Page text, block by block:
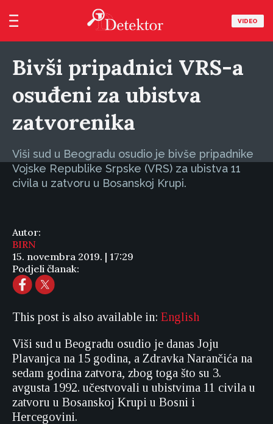
VIDEO
Bivši pripadnici VRS-a
osuđeni za ubistva
zatvorenika
Viši sud u Beogradu osudio je bivše pripadnike
Vojske Republike Srpske (VRS) za ubistva 11
civila u zatvoru u Bosanskoj Krupi.
Autor:
BIRN
15. novembra 2019. | 17:29
Podjeli članak:
This post is also available in: English
Viši sud u Beogradu osudio je danas Joju
Plavanjca na 15 godina, a Zdravka Narančića na
sedam godina zatvora, zbog toga što su 3.
avgusta 1992. učestvovali u ubistvima 11 civila u
zatvoru u Bosanskoj Krupi u Bosni i
Hercegovini.